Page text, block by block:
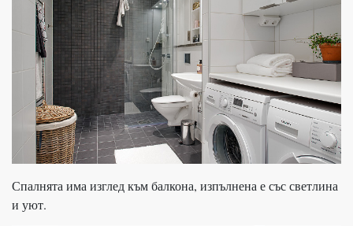
Спалнята има изглед към балкона, изпълнена е със светлина
и уют.